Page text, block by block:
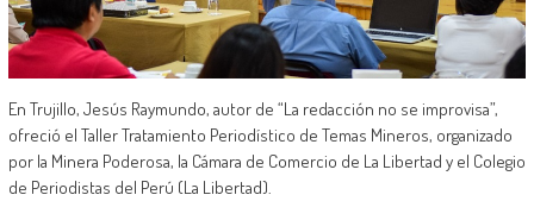
En Trujillo, Jesús Raymundo, autor de “La redacción no se improvisa”,
ofreció el Taller Tratamiento Periodístico de Temas Mineros, organizado
por la Minera Poderosa, la Cámara de Comercio de La Libertad y el Colegio
de Periodistas del Perú (La Libertad).